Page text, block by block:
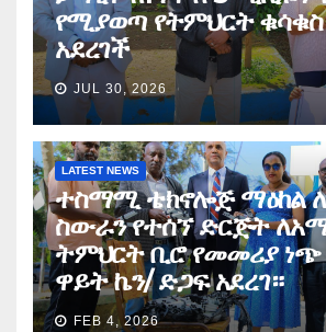
የሚያወጣ የትምህርት
አደረገች
JUL 30, 2026
LATEST NEWS
ተስማሚ ቴክኖሎጅ ማዕከል
ስውራን የተሰኘ ድርጅት
ትምህርት ቢሮ የመመሪያ ነጭ
ዋይት ኬን/ ድጋፍ አደረገ።
FEB 4, 2026